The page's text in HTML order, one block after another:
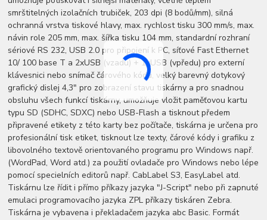
smrštitelných izolačních trubiček, 203 dpi (8 bodů/mm), silná
ochranná vrstva tiskové hlavy, max. rychlost tisku 300 mm/s, max.
návin role 205 mm, max. šířka tisku 104 mm, standardní rozhraní
sériové RS 232, USB 2.0 pro připojení k PC, síťové Fast Ethernet
10/ 100 base T a 2xUSB (vzadu) + 1xUSB (vpředu) pro externí
klávesnici nebo snímač čárového kódu, velký barevný dotykový
grafický dislej 4,3" pro zobrazení stavu tiskárny a pro snadnou
obsluhu všech funkcí tiskárny, umožňuje vložit paměťovou kartu
typu SD (SDHC, SDXC) nebo USB-Flash a tisknout předem
připravené etikety z této karty bez počítače, tiskárna je určena pro
profesionální tisk etiket, tisknout lze texty, čárové kódy i grafiku z
libovolného textově orientovaného programu pro Windows např.
(WordPad, Word atd.) za použití ovladače pro Windows nebo lépe
pomocí specielních editorů např. CabLabel S3, EasyLabel atd.
Tiskárnu lze řídit i přímo příkazy jazyka "J-Script" nebo při zapnuté
emulaci programovacího jazyka ZPL příkazy tiskáren Zebra.
Tiskárna je vybavena i překladačem jazyka abc Basic. Formát